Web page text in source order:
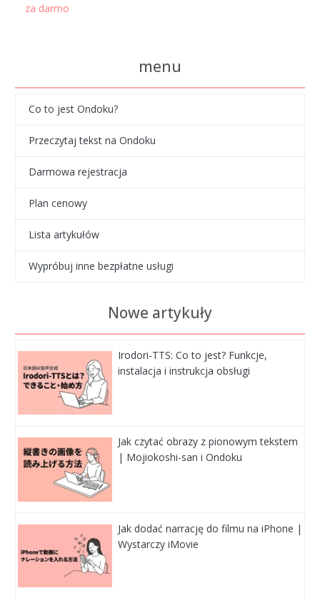
za darmo
menu
Co to jest Ondoku?
Przeczytaj tekst na Ondoku
Darmowa rejestracja
Plan cenowy
Lista artykułów
Wypróbuj inne bezpłatne usługi
Nowe artykuły
Irodori-TTS: Co to jest? Funkcje,
instalacja i instrukcja obsługi
Jak czytać obrazy z pionowym tekstem
| Mojiokoshi-san i Ondoku
Jak dodać narrację do filmu na iPhone |
Wystarczy iMovie